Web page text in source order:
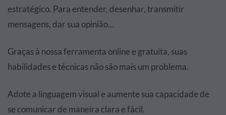
estratégico. Para entender, desenhar, transmitir
mensagens, dar sua opinião…
Graças à nossa ferramenta online e gratuita, suas
habilidades e técnicas não são mais um problema.
Adote a linguagem visual e aumente sua capacidade de
se comunicar de maneira clara e fácil.